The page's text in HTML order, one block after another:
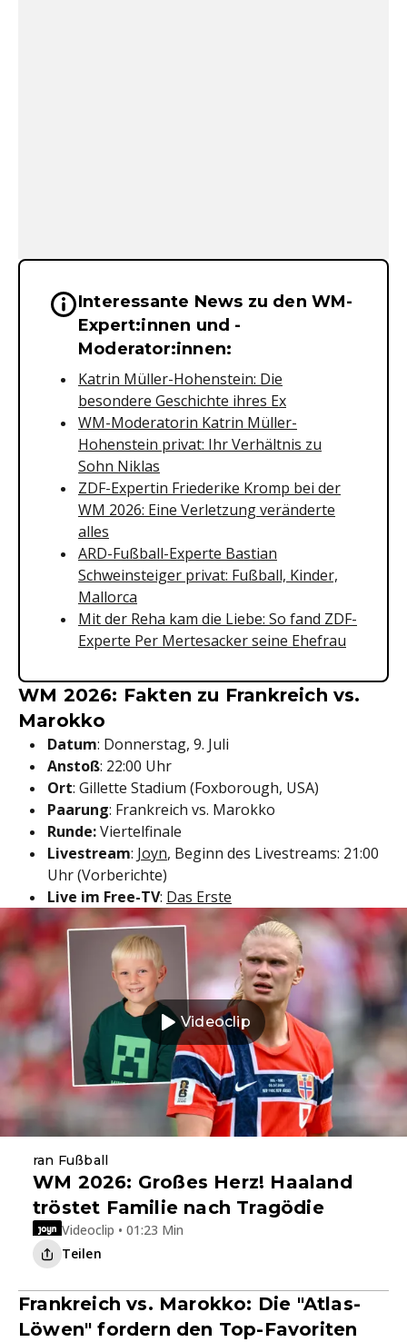
Wichtige Hinweise &
Interessante News zu den WM-
Expert:innen und -
Moderator:innen:
Katrin Müller-Hohenstein: Die
besondere Geschichte ihres Ex
WM-Moderatorin Katrin Müller-
Hohenstein privat: Ihr Verhältnis zu
Sohn Niklas
ZDF-Expertin Friederike Kromp bei der
WM 2026: Eine Verletzung veränderte
alles
ARD-Fußball-Experte Bastian
Schweinsteiger privat: Fußball, Kinder,
Mallorca
Mit der Reha kam die Liebe: So fand ZDF-
Experte Per Mertesacker seine Ehefrau
WM 2026: Fakten zu Frankreich vs.
Marokko
Datum: Donnerstag, 9. Juli
Anstoß: 22:00 Uhr
Ort: Gillette Stadium (Foxborough, USA)
Paarung: Frankreich vs. Marokko
Runde:Viertelfinale
Livestream: Joyn, Beginn des Livestreams: 21:00
Uhr (Vorberichte)
Live im Free-TV: Das Erste
Videoclip
ran Fußball
WM 2026: Großes Herz! Haaland
tröstet Familie nach Tragödie
Videoclip • 01:23 Min
Teilen
Frankreich vs. Marokko: Die "Atlas-
Löwen" fordern den Top-Favoriten